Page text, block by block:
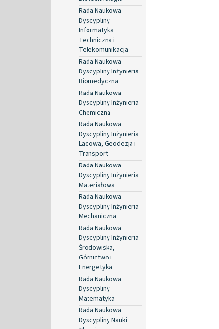
Rada Naukowa
Dyscypliny
Informatyka
Techniczna i
Telekomunikacja
Rada Naukowa
Dyscypliny Inżynieria
Biomedyczna
Rada Naukowa
Dyscypliny Inżynieria
Chemiczna
Rada Naukowa
Dyscypliny Inżynieria
Lądowa, Geodezja i
Transport
Rada Naukowa
Dyscypliny Inżynieria
Materiałowa
Rada Naukowa
Dyscypliny Inżynieria
Mechaniczna
Rada Naukowa
Dyscypliny Inżynieria
Środowiska,
Górnictwo i
Energetyka
Rada Naukowa
Dyscypliny
Matematyka
Rada Naukowa
Dyscypliny Nauki